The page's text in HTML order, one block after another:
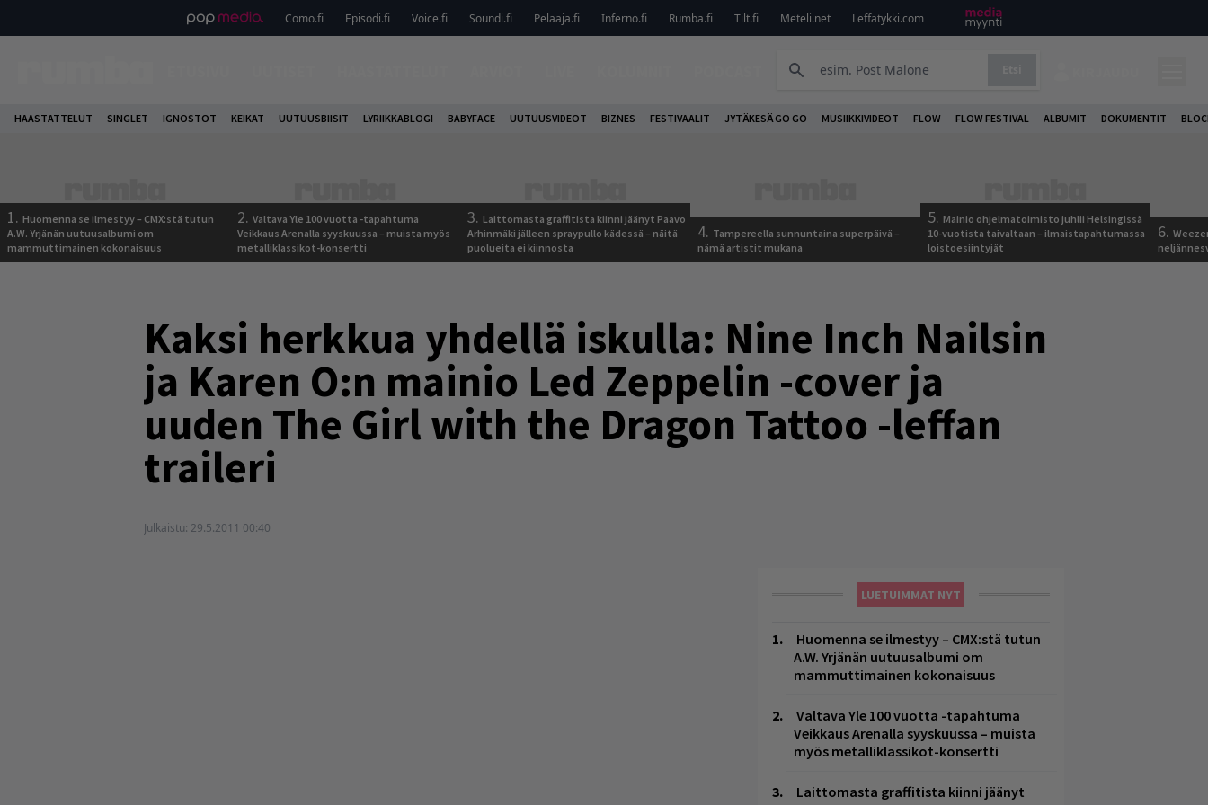
Como.fi Episodi.fi Voice.fi Soundi.fi Pelaaja.fi Inferno.fi Rumba.fi Tilt.fi Meteli.net Leffatykki.com
HAASTATTELUT SINGLET IGNOSTOT KEIKAT UUTUUSBIISIT LYRIIKKABLOGI BABYFACE UUTUUSVIDEOT BIZNES FESTIVAALIT JYTÄKESÄ GO GO MUSIIKKIVIDEOT FLOW FLOW FESTIVAL ALBUMIT DOKUMENTIT
1. Huomenna se ilmestyy – CMX:stä tutun
A.W. Yrjänän uutuusalbumi om
mammuttimainen kokonaisuus
2. Valtava Yle 100 vuotta -tapahtuma
Veikkaus Arenalla syyskuussa – muista myös
metalliklassikot-konsertti
3. Laittomasta graffitista kiinni jäänyt Paavo
Arhinmäki jälleen spraypullo kädessä – näitä
puolueita ei kiinnosta
4. Tampereella sunnuntaina superpäivä –
nämä artistit mukana
5. Mainio ohjelmatoimisto juhlii Helsingissä
10-vuotista taivaltaan – ilmaistapahtumassa
loistoesiintyjät
6.
Kaksi herkkua yhdellä iskulla: Nine Inch Nailsin
ja Karen O:n mainio Led Zeppelin -cover ja
uuden The Girl with the Dragon Tattoo -leffan
traileri
Julkaistu: 29.5.2011 00:40
LUETUIMMAT NYT
Huomenna se ilmestyy – CMX:stä tutun
A.W. Yrjänän uutuusalbumi om
mammuttimainen kokonaisuus
Valtava Yle 100 vuotta -tapahtuma
Veikkaus Arenalla syyskuussa – muista
myös metalliklassikot-konsertti
Laittomasta graffitista kiinni jäänyt